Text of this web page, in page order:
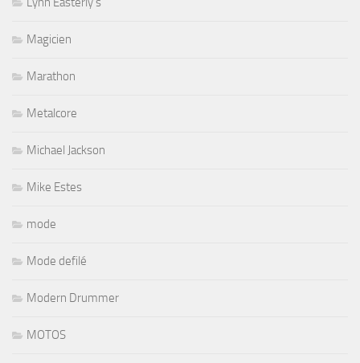
Magicien
Marathon
Metalcore
Michael Jackson
Mike Estes
mode
Mode defilé
Modern Drummer
MOTOS